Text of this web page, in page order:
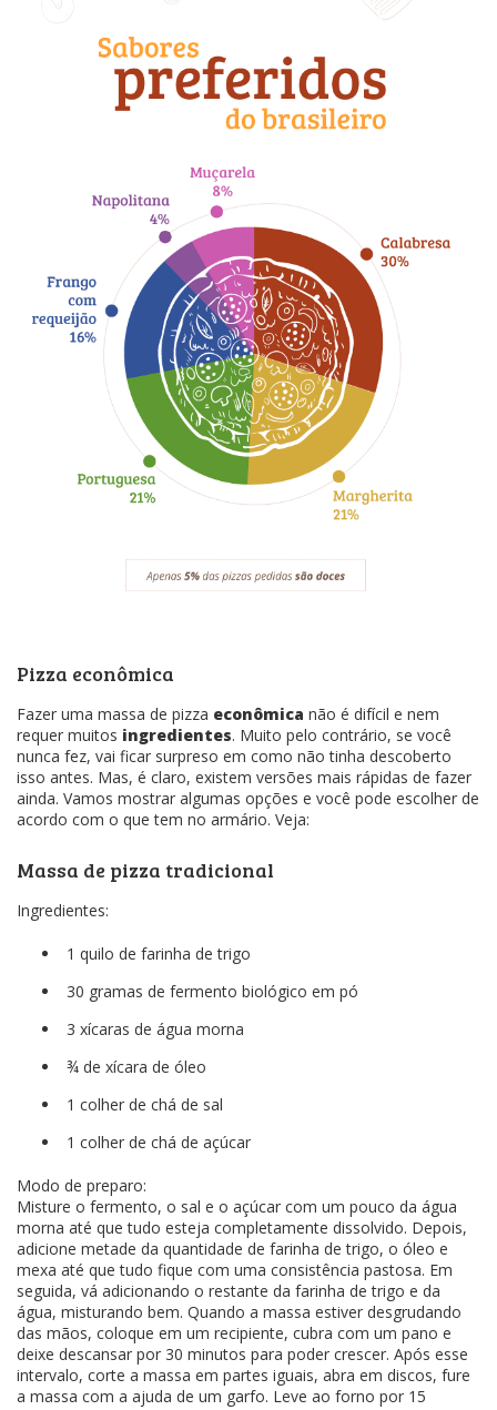
Pizza econômica
Fazer uma massa de pizza econômica não é difícil e nem
requer muitos ingredientes. Muito pelo contrário, se você
nunca fez, vai ficar surpreso em como não tinha descoberto
isso antes. Mas, é claro, existem versões mais rápidas de fazer
ainda. Vamos mostrar algumas opções e você pode escolher de
acordo com o que tem no armário. Veja:
Massa de pizza tradicional
Ingredientes:
1 quilo de farinha de trigo
30 gramas de fermento biológico em pó
3 xícaras de água morna
¾ de xícara de óleo
1 colher de chá de sal
1 colher de chá de açúcar
Modo de preparo:
Misture o fermento, o sal e o açúcar com um pouco da água
morna até que tudo esteja completamente dissolvido. Depois,
adicione metade da quantidade de farinha de trigo, o óleo e
mexa até que tudo fique com uma consistência pastosa. Em
seguida, vá adicionando o restante da farinha de trigo e da
água, misturando bem. Quando a massa estiver desgrudando
das mãos, coloque em um recipiente, cubra com um pano e
deixe descansar por 30 minutos para poder crescer. Após esse
intervalo, corte a massa em partes iguais, abra em discos, fure
a massa com a ajuda de um garfo. Leve ao forno por 15